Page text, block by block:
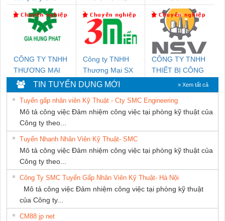
NAM
DỊCH VỤ XNK
PHƯƠNG NAM
CÔNG TY TNHH
THƯƠNG MẠI
DỊCH VỤ KỸ
THUẬT ĐIỆN CƠ
GIA HƯNG PHÁT
Công ty TNHH
Thương Mại SX
Ba Miền
CÔNG TY TNHH
THIẾT BỊ CÔNG
NGHIỆP NIHON
SETSUBI VIỆT
NAM
TIN TUYỂN DỤNG MỚI » Xem tất cả
Tuyển gấp nhân viên Kỹ Thuật - Cty SMC Engineering
Mô tả công việc Đảm nhiệm công việc tại phòng kỹ thuật của
Công ty theo...
Tuyển Nhanh Nhân Viên Kỹ Thuật- SMC
Mô tả công việc Đảm nhiệm công việc tại phòng kỹ thuật của
Công ty theo...
Công Ty SMC Tuyển Gấp Nhân Viên Kỹ Thuật- Hà Nội
Mô tả công việc Đảm nhiệm công việc tại phòng kỹ thuật
của Công ty...
CM88 jp net